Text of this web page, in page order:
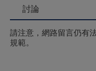
討論
請注意，網路留言仍有
規範。